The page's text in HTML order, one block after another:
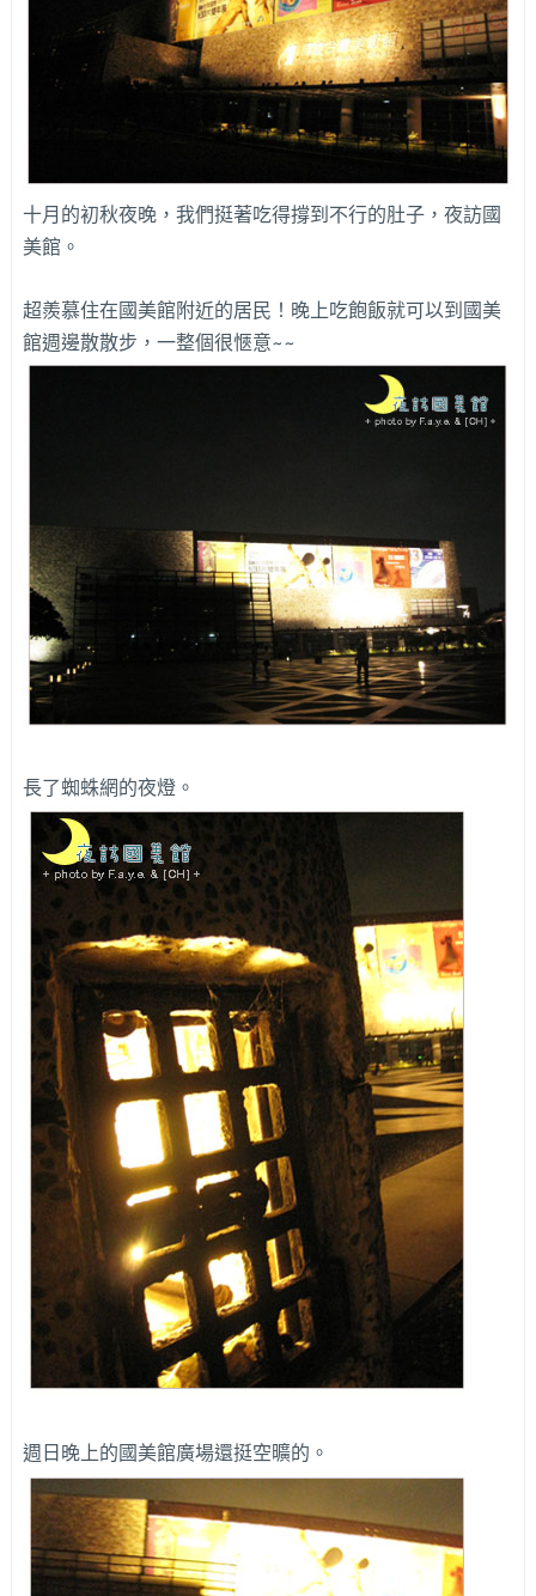
十月的初秋夜晚，我們挺著吃得撐到不行的肚子，夜訪國
美館。
超羨慕住在國美館附近的居民！晚上吃飽飯就可以到國美
館週邊散散步，一整個很愜意~~
長了蜘蛛網的夜燈。
週日晚上的國美館廣場還挺空曠的。